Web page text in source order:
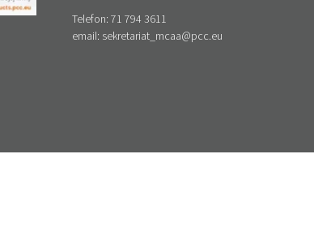
Telefon: 71 794 3611
email: sekretariat_mcaa@pcc.eu